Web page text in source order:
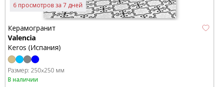
6 просмотров за 7 дней
Керамогранит
Valencia
Keros (Испания)
Размер: 250x250 мм
В наличии